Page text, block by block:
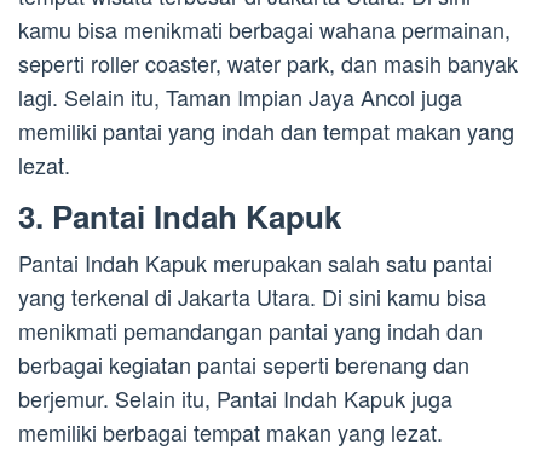
kamu bisa menikmati berbagai wahana permainan,
seperti roller coaster, water park, dan masih banyak
lagi. Selain itu, Taman Impian Jaya Ancol juga
memiliki pantai yang indah dan tempat makan yang
lezat.
3. Pantai Indah Kapuk
Pantai Indah Kapuk merupakan salah satu pantai
yang terkenal di Jakarta Utara. Di sini kamu bisa
menikmati pemandangan pantai yang indah dan
berbagai kegiatan pantai seperti berenang dan
berjemur. Selain itu, Pantai Indah Kapuk juga
memiliki berbagai tempat makan yang lezat.